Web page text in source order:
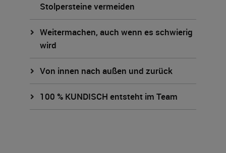
Stolpersteine vermeiden
Weitermachen, auch wenn es schwierig
wird
Von innen nach außen und zurück
100 % KUNDISCH entsteht im Team